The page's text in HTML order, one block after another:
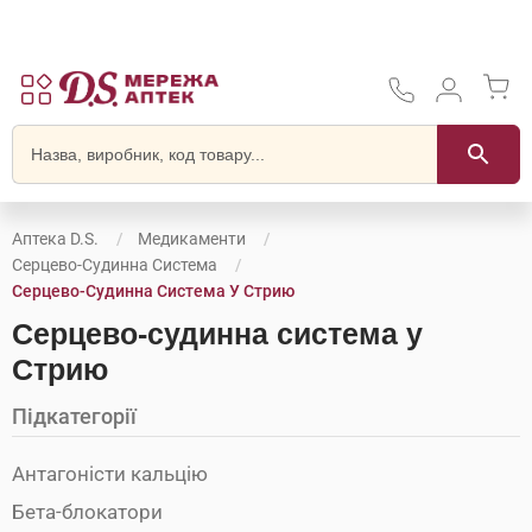
Аптека D.S.
Медикаменти
Серцево-Судинна Система
Серцево-Судинна Система У Стрию
Серцево-судинна система у
Стрию
Підкатегорії
Антагоністи кальцію
Бета-блокатори